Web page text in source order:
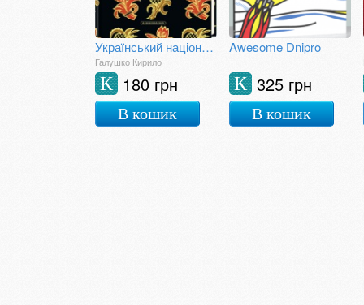
Український націоналізм
Галушко Кирило
180 грн
К
В кошик
Awesome Dnipro
325 грн
К
В кошик